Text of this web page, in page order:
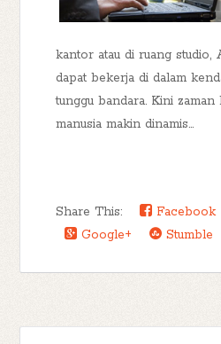
kantor atau di ruang studio,
dapat bekerja di dalam
tunggu bandara. Kini
manusia makin dinamis...
Share This: Facebook
Google+
Stumble